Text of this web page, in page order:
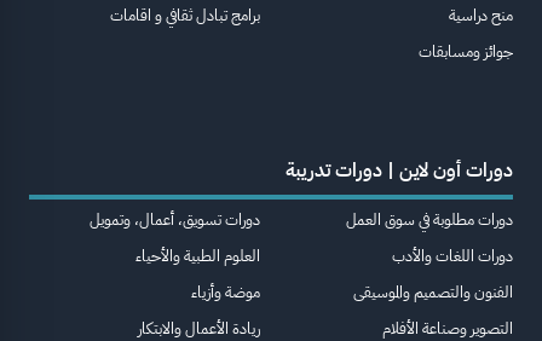
منح دراسية
جوائز ومسابقات
برامج تبادل ثقافي و اقامات
دورات أون لاين | دورات تدريبة
دورات مطلوبة في سوق العمل
دورات اللغات والأدب
الفنون والتصميم والموسيقى
التصوير وصناعة الأفلام
دورات تسويق، أعمال، وتمويل
العلوم الطبية والأحياء
موضة وأزياء
ريادة الأعمال والابتكار